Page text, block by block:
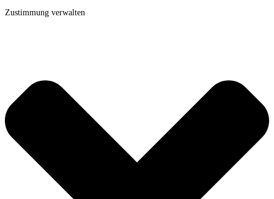
Zustimmung verwalten